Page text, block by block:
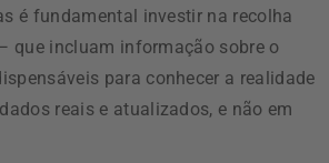
é fundamental investir na recolha
que incluam informação sobre o
para conhecer a realidade
reais e atualizados, e não em